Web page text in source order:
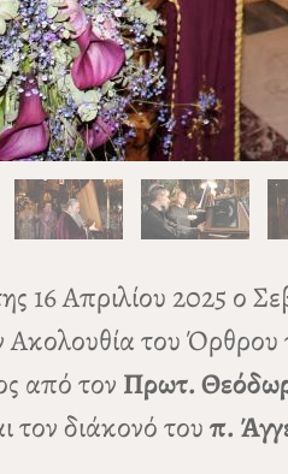
16 Απριλίου 2025 ο
Ακολουθία του
από τον Πρωτ.
τον διάκονό τουπ.